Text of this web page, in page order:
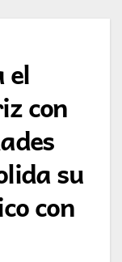
el
con
su
con